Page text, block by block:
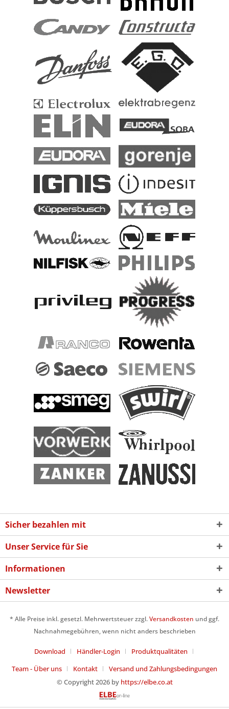
Sicher bezahlen mit
Unser Service für Sie
Informationen
Newsletter
* Alle Preise inkl. gesetzl. Mehrwertsteuer zzgl.Versandkosten und ggf.
Nachnahmegebühren, wenn nicht anders beschrieben
Download Händler-Login
Produktqualitäten
Team - Über uns
Kontakt
Versand und Zahlungsbedingungen
© Copyright 2026 by https://elbe.co.at